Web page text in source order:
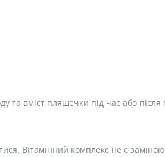
та вміст пляшечки під час або
Вітамінний комплекс не є